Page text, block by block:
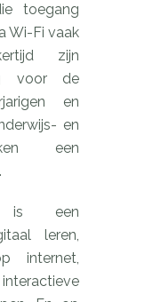
toegang
Wi-Fi vaak
zijn
voor de
en
en
een
is een
leren,
internet,